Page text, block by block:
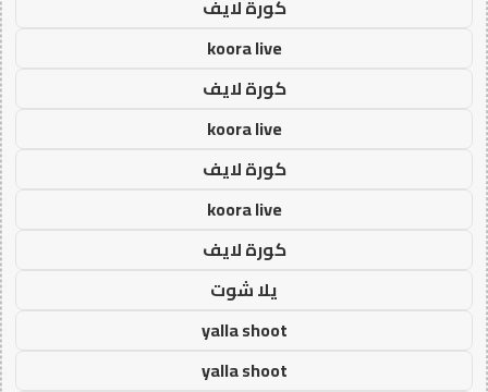
كورة لايف
koora live
كورة لايف
koora live
كورة لايف
koora live
كورة لايف
يلا شوت
yalla shoot
yalla shoot